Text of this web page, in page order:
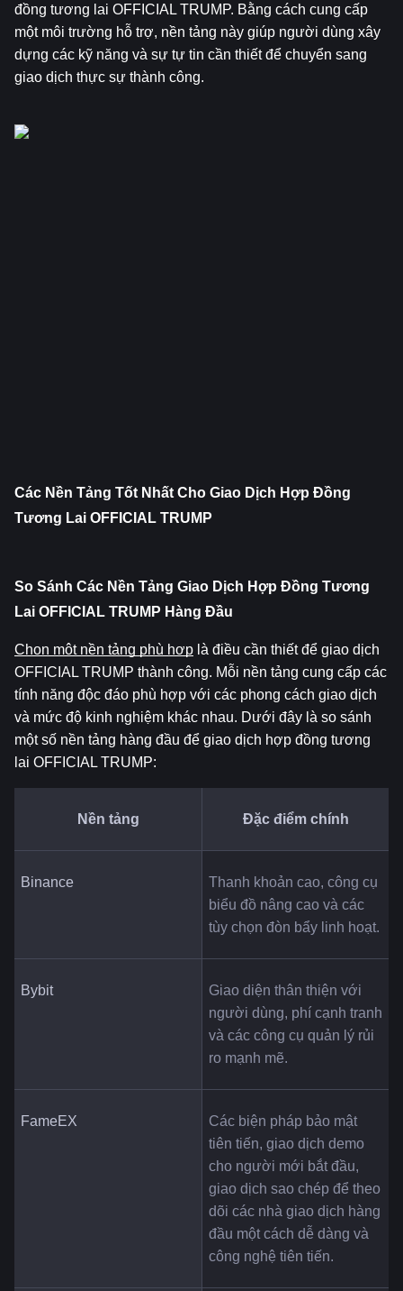
đồng tương lai OFFICIAL TRUMP. Bằng cách cung cấp
một môi trường hỗ trợ, nền tảng này giúp người dùng xây
dựng các kỹ năng và sự tự tin cần thiết để chuyển sang
giao dịch thực sự thành công.
Các Nền Tảng Tốt Nhất Cho Giao Dịch Hợp Đồng
Tương Lai OFFICIAL TRUMP
So Sánh Các Nền Tảng Giao Dịch Hợp Đồng Tương
Lai OFFICIAL TRUMP Hàng Đầu
Chọn một nền tảng phù hợp là điều cần thiết để giao dịch
OFFICIAL TRUMP thành công. Mỗi nền tảng cung cấp các
tính năng độc đáo phù hợp với các phong cách giao dịch
và mức độ kinh nghiệm khác nhau. Dưới đây là so sánh
một số nền tảng hàng đầu để giao dịch hợp đồng tương
lai OFFICIAL TRUMP:
Nền tảng Đặc điểm chính
Binance
Thanh khoản cao, công cụ
biểu đồ nâng cao và các
tùy chọn đòn bẩy linh hoạt.
Bybit
Giao diện thân thiện với
người dùng, phí cạnh tranh
và các công cụ quản lý rủi
ro mạnh mẽ.
FameEX
Các biện pháp bảo mật
tiên tiến, giao dịch demo
cho người mới bắt đầu,
giao dịch sao chép để theo
dõi các nhà giao dịch hàng
đầu một cách dễ dàng và
công nghệ tiên tiến.